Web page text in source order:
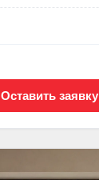
Оставить заявку